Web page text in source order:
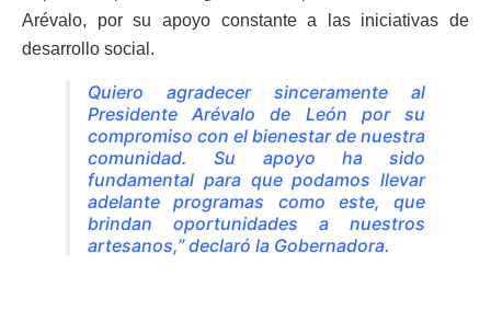
Arévalo, por su apoyo constante a las iniciativas de
desarrollo social.
Quiero agradecer sinceramente al
Presidente Arévalo de León por su
compromiso con el bienestar de nuestra
comunidad. Su apoyo ha sido
fundamental para que podamos llevar
adelante programas como este, que
brindan oportunidades a nuestros
artesanos,” declaró la Gobernadora.